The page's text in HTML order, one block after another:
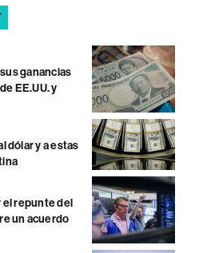
ganancias
EE.UU. y
dólar y a estas
el repunte del
un acuerdo